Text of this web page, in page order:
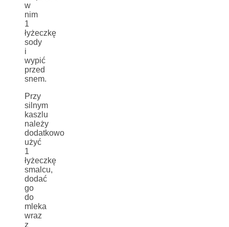
w
nim
1
łyżeczkę
sody
i
wypić
przed
snem.
Przy
silnym
kaszlu
należy
dodatkowo
użyć
1
łyżeczkę
smalcu,
dodać
go
do
mleka
wraz
z